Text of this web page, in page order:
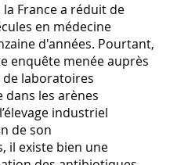
France a réduit de
en médecine
d'années. Pourtant,
enquête menée auprès
de laboratoires
les arènes
industriel
de son
il existe bien une